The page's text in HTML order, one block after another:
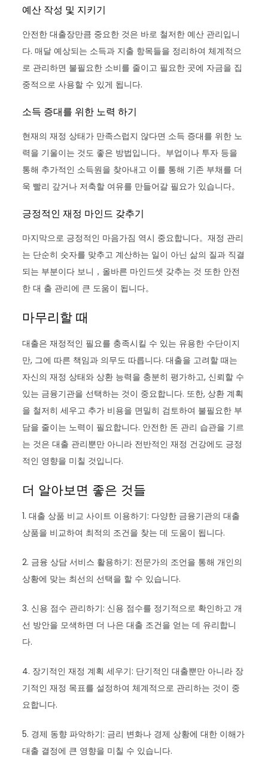
예산 작성 및 지키기
안전한 대출장만큼 중요한 것은 바로 철저한 예산 관리입니
다. 매달 예상되는 소득과 지출 항목들을 정리하여 체계적으
로 관리하면 불필요한 소비를 줄이고 필요한 곳에 자금을 집
중적으로 사용할 수 있게 됩니다.
소득 증대를 위한 노력 하기
현재의 재정 상태가 만족스럽지 않다면 소득 증대를 위한 노
력을 기울이는 것도 좋은 방법입니다。부업이나 투자 등을
통해 추가적인 소득원을 찾아내고 이를 통해 기존 부채를 더
욱 빨리 갚거나 저축할 여유를 만들어갈 필요가 있습니다。
긍정적인 재정 마인드 갖추기
마지막으로 긍정적인 마음가짐 역시 중요합니다。재정 관리
는 단순히 숫자를 맞추고 계산하는 일이 아닌 삶의 질과 직결
되는 부분이다 보니，올바른 마인드셋 갖추는 것 또한 안전
한 대 출 관리에 큰 도움이 됩니다。
마무리할 때
대출은 재정적인 필요를 충족시킬 수 있는 유용한 수단이지
만, 그에 따른 책임과 의무도 따릅니다. 대출을 고려할 때는
자신의 재정 상태와 상환 능력을 충분히 평가하고, 신뢰할 수
있는 금융기관을 선택하는 것이 중요합니다. 또한, 상환 계획
을 철저히 세우고 추가 비용을 면밀히 검토하여 불필요한 부
담을 줄이는 노력이 필요합니다. 안전한 돈 관리 습관을 기르
는 것은 대출 관리뿐만 아니라 전반적인 재정 건강에도 긍정
적인 영향을 미칠 것입니다.
더 알아보면 좋은 것들
1. 대출 상품 비교 사이트 이용하기: 다양한 금융기관의 대출
상품을 비교하여 최적의 조건을 찾는 데 도움이 됩니다.
2. 금융 상담 서비스 활용하기: 전문가의 조언을 통해 개인의
상황에 맞는 최선의 선택을 할 수 있습니다.
3. 신용 점수 관리하기: 신용 점수를 정기적으로 확인하고 개
선 방안을 모색하면 더 나은 대출 조건을 얻는 데 유리합니
다.
4. 장기적인 재정 계획 세우기: 단기적인 대출뿐만 아니라 장
기적인 재정 목표를 설정하여 체계적으로 관리하는 것이 중
요합니다.
5. 경제 동향 파악하기: 금리 변화나 경제 상황에 대한 이해가
대출 결정에 큰 영향을 미칠 수 있습니다.